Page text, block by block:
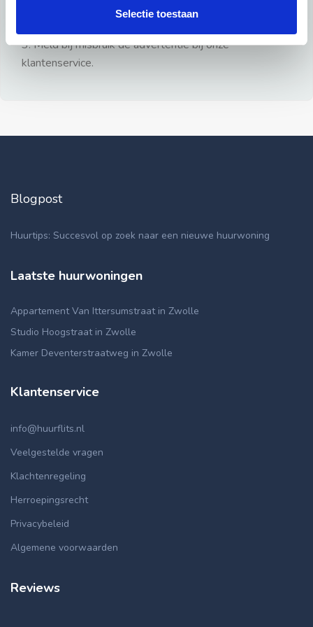
Selectie toestaan
3: Meld bij misbruik de advertentie bij onze
klantenservice.
Blogpost
Huurtips: Succesvol op zoek naar een nieuwe huurwoning
Laatste huurwoningen
Appartement Van Ittersumstraat in Zwolle
Studio Hoogstraat in Zwolle
Kamer Deventerstraatweg in Zwolle
Klantenservice
info@huurflits.nl
Veelgestelde vragen
Klachtenregeling
Herroepingsrecht
Privacybeleid
Algemene voorwaarden
Reviews